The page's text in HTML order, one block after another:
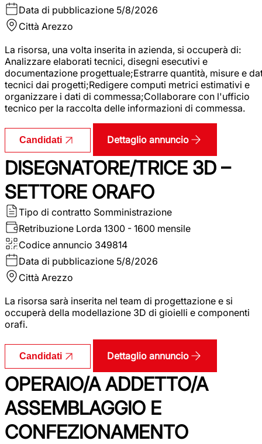
Data di pubblicazione 5/8/2026
Città Arezzo
La risorsa, una volta inserita in azienda, si occuperà di:
Analizzare elaborati tecnici, disegni esecutivi e
documentazione progettuale;Estrarre quantità, misure e
tecnici dai progetti;Redigere computi metrici estimativi e
organizzare i dati di commessa;Collaborare con l'ufficio
tecnico per la raccolta delle informazioni di commessa.
Candidati Dettaglio annuncio
DISEGNATORE/TRICE 3D –
SETTORE ORAFO
Tipo di contratto Somministrazione
Retribuzione Lorda 1300 - 1600 mensile
Codice annuncio 349814
Data di pubblicazione 5/8/2026
Città Arezzo
La risorsa sarà inserita nel team di progettazione e si
occuperà della modellazione 3D di gioielli e componenti
orafi.
Candidati Dettaglio annuncio
OPERAIO/A ADDETTO/A
ASSEMBLAGGIO E
CONFEZIONAMENTO